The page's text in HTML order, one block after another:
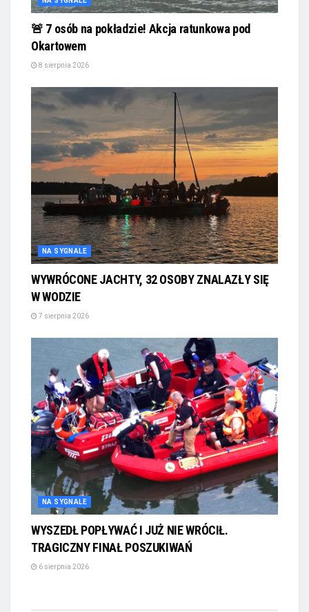
🚨 7 osób na pokładzie! Akcja ratunkowa pod
Okartowem
8 sierpnia 2026
NA SYGNALE
WYWRÓCONE JACHTY, 32 OSOBY ZNALAZŁY SIĘ
W WODZIE
7 sierpnia 2026
NA SYGNALE
WYSZEDŁ POPŁYWAĆ I JUŻ NIE WRÓCIŁ.
TRAGICZNY FINAŁ POSZUKIWAŃ
6 sierpnia 2026